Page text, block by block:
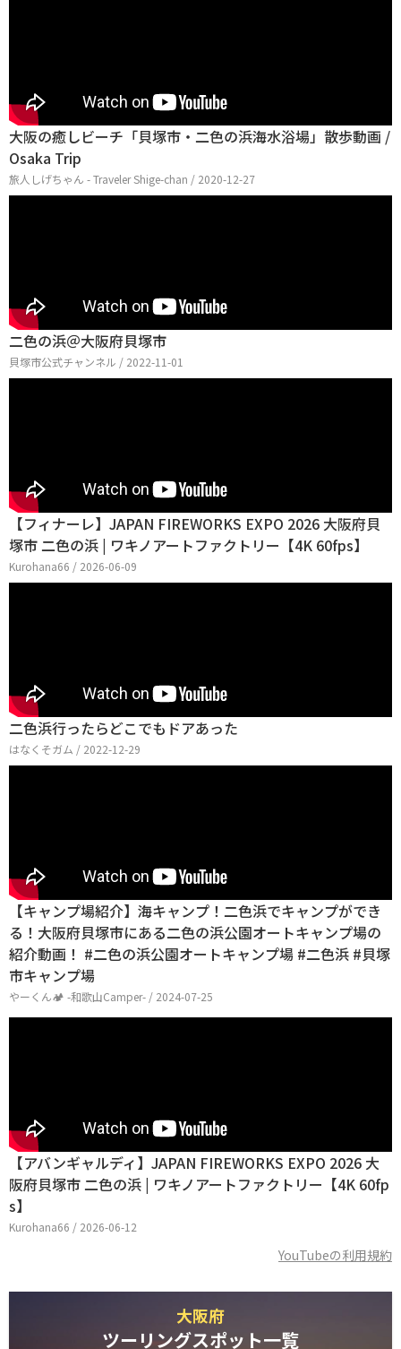
大阪の癒しビーチ「貝塚市・二色の浜海水浴場」散歩動画 /
Osaka Trip
旅人しげちゃん - Traveler Shige-chan / 2020-12-27
二色の浜＠大阪府貝塚市
貝塚市公式チャンネル / 2022-11-01
【フィナーレ】JAPAN FIREWORKS EXPO 2026 大阪府貝
塚市 二色の浜 | ワキノアートファクトリー【4K 60fps】
Kurohana66 / 2026-06-09
二色浜行ったらどこでもドアあった
はなくそガム / 2022-12-29
【キャンプ場紹介】海キャンプ！二色浜でキャンプができ
る！大阪府貝塚市にある二色の浜公園オートキャンプ場の
紹介動画！ #二色の浜公園オートキャンプ場 #二色浜 #貝塚
市キャンプ場
やーくん🏕 -和歌山Camper- / 2024-07-25
【アバンギャルディ】JAPAN FIREWORKS EXPO 2026 大
阪府貝塚市 二色の浜 | ワキノアートファクトリー【4K 60fp
s】
Kurohana66 / 2026-06-12
YouTubeの利用規約
大阪府
ツーリングスポット一覧